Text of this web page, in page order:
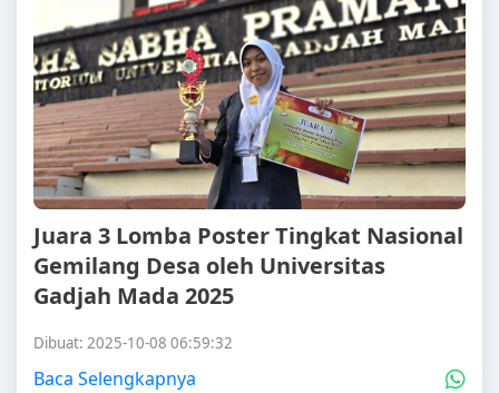
Juara 3 Lomba Poster Tingkat Nasional
Gemilang Desa oleh Universitas
Gadjah Mada 2025
Dibuat: 2025-10-08 06:59:32
Baca Selengkapnya